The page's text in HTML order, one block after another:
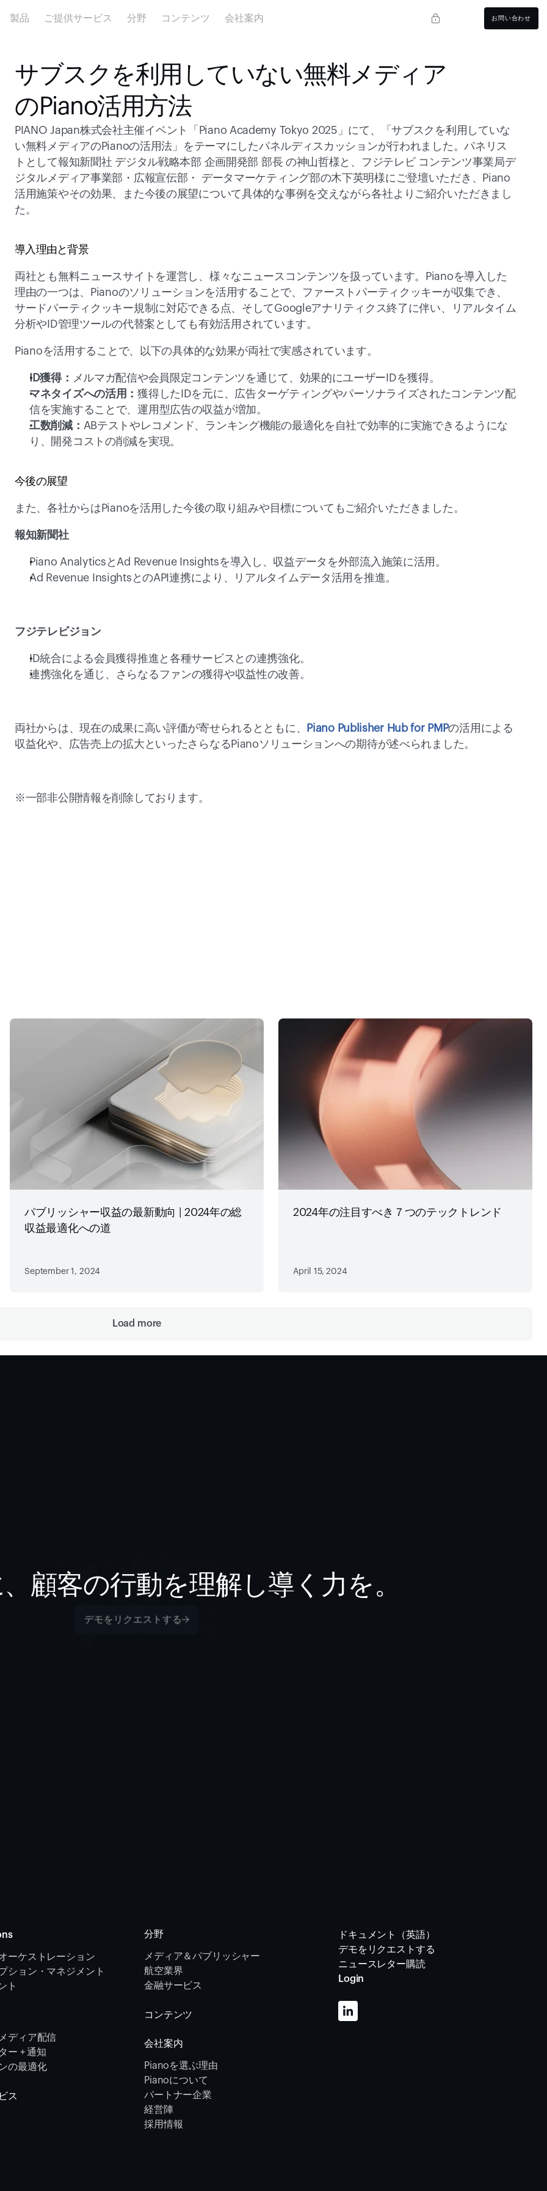
製品 ご提供サービス 分野 コンテンツ 会社案内 お問い合わせ
サブスクを利用していない無料メディア
のPiano活用方法
PIANO Japan株式会社主催イベント「Piano Academy Tokyo 2025」にて、「サブスクを利用していな
い無料メディアのPianoの活用法」をテーマにしたパネルディスカッションが行われました。パネリス
トとして報知新聞社 デジタル戦略本部 企画開発部 部長 の神山哲様と、フジテレビ コンテンツ事業局デ
ジタルメディア事業部・広報宣伝部・ データマーケティング部の木下英明様にご登壇いただき、Piano
活用施策やその効果、また今後の展望について具体的な事例を交えながら各社よりご紹介いただきまし
た。
導入理由と背景
両社とも無料ニュースサイトを運営し、様々なニュースコンテンツを扱っています。Pianoを導入した
理由の一つは、Pianoのソリューションを活用することで、ファーストパーティクッキーが収集でき、
サードパーティクッキー規制に対応できる点、そしてGoogleアナリティクス終了に伴い、リアルタイム
分析やID管理ツールの代替案としても有効活用されています。
Pianoを活用することで、以下の具体的な効果が両社で実感されています。
ID獲得：
メルマガ配信や会員限定コンテンツを通じて、効果的にユーザーIDを獲得。
マネタイズへの活用：獲得したIDを元に、広告ターゲティングやパーソナライズされたコンテンツ配
信を実施することで、運用型広告の収益が増加。
工数削減： ABテストやレコメンド、ランキング機能の最適化を自社で効率的に実施できるようにな
り、開発コストの削減を実現。
今後の展望
また、各社からはPianoを活用した今後の取り組みや目標についてもご紹介いただきました。
報知新聞社
Piano AnalyticsとAd Revenue Insightsを導入し、収益データを外部流入施策に活用。
Ad Revenue InsightsとのAPI連携により、リアルタイムデータ活用を推進。
フジテレビジョン
ID統合による会員獲得推進と各種サービスとの連携強化。
連携強化を通じ、さらなるファンの獲得や収益性の改善。
両社からは、現在の成果に高い評価が寄せられるとともに、 Piano Publisher Hub for PMPの活用による
収益化や、広告売上の拡大といったさらなるPianoソリューションへの期待が述べられました。
※一部非公開情報を削除しております。
パブリッシャー収益の最新動向 | 2024年の総
収益最適化への道
September 1, 2024
2024年の注目すべき７つのテックトレンド
April 15, 2024
Load more
顧客の行動を理解し導く力を。
デモをリクエストする
ーケストレーション
ション・マネジメント
ト
ディア配信
ー + 通知
の最適化
ス
分野
メディア＆パブリッシャー
航空業界
金融サービス
コンテンツ
会社案内
Pianoを選ぶ理由
Pianoについて
パートナー企業
経営陣
採用情報
ドキュメント（英語）
デモをリクエストする
ニュースレター購読
Login